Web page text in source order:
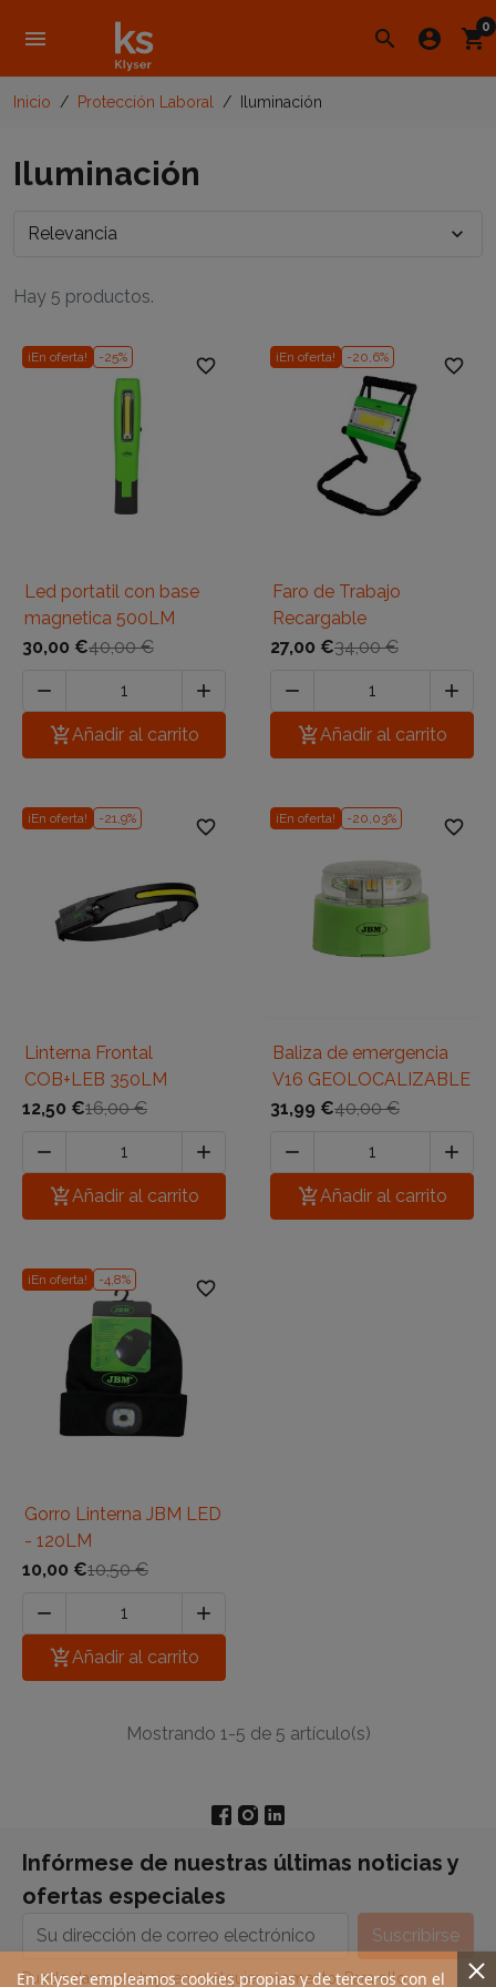
search
menu account_circle shopping_cart0
Inicio Protección Laboral Iluminación
Iluminación
Hay 5 productos.
Relevancia expand_more
¡En oferta! -25% favorite_border
Led portatil con base
magnetica 500LM
30,00 €40,00 €


Añadir al carrito
¡En oferta! -20,6% favorite_border
Faro de Trabajo
Recargable
27,00 €34,00 €


Añadir al carrito
¡En oferta! -21,9% favorite_border
Linterna Frontal
COB+LEB 350LM
12,50 €16,00 €


Añadir al carrito
¡En oferta! -20,03% favorite_border
Baliza de emergencia
V16 GEOLOCALIZABLE
31,99 €40,00 €


Añadir al carrito
¡En oferta! -4,8% favorite_border
Gorro Linterna JBM LED
- 120LM
10,00 €10,50 €


Añadir al carrito
Mostrando 1-5 de 5 artículo(s)
Infórmese de nuestras últimas noticias y
ofertas especiales
Puede darse de baja en cualquier momento. Para ello,
En Klyser empleamos cookies propias y de terceros con el